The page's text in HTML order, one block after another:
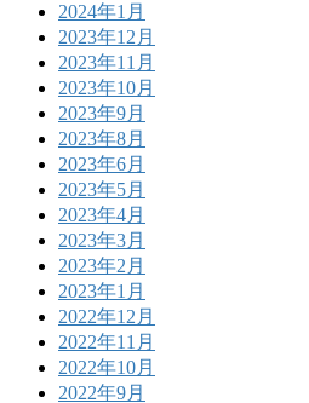
2024年1月
2023年12月
2023年11月
2023年10月
2023年9月
2023年8月
2023年6月
2023年5月
2023年4月
2023年3月
2023年2月
2023年1月
2022年12月
2022年11月
2022年10月
2022年9月